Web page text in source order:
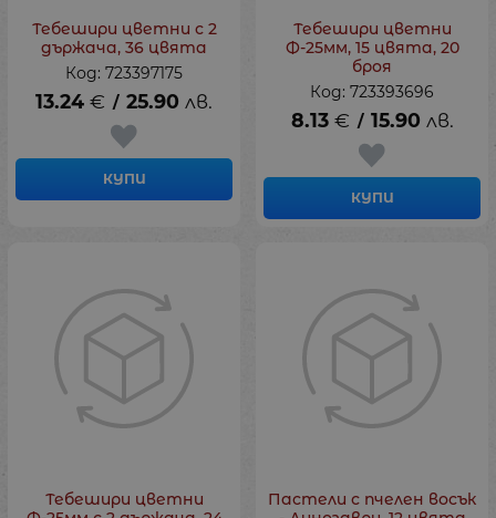
Тебешири цветни с 2
държача, 36 цвята
Код: 723397175
13.24 € / 25.90 лв.
КУПИ
Тебешири цветни
Ф-25мм, 15 цвята, 20
броя
Код: 723393696
8.13 € / 15.90 лв.
КУПИ
Тебешири цветни
Пастели с пчелен восък